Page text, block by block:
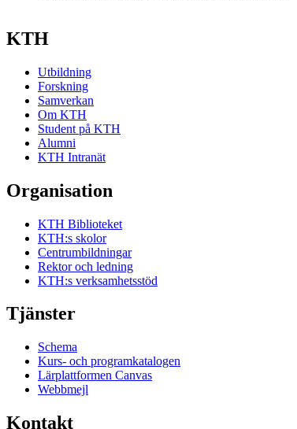
KTH
Utbildning
Forskning
Samverkan
Om KTH
Student på KTH
Alumni
KTH Intranät
Organisation
KTH Biblioteket
KTH:s skolor
Centrumbildningar
Rektor och ledning
KTH:s verksamhetsstöd
Tjänster
Schema
Kurs- och programkatalogen
Lärplattformen Canvas
Webbmejl
Kontakt